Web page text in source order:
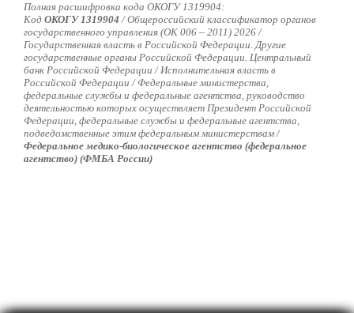
Полная расшифровка кода ОКОГУ 1319904:
Код ОКОГУ 1319904 /Общероссийский классификатор органов
государственного управления (ОК 006 – 2011) 2026 /
Государственная власть в Российской Федерации. Другие
государственные органы Российской Федерации. Центральный
банк Российской Федерации / Исполнительная власть в
Российской Федерации / Федеральные министерства,
федеральные службы и федеральные агентства, руководство
деятельностью которых осуществляет Президент Российской
Федерации, федеральные службы и федеральные агентства,
подведомственные этим федеральным министерствам /
Федеральное медико-биологическое агентство (федеральное
агентство) (ФМБА России)